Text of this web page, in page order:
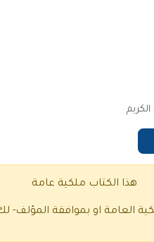
هذا الكتاب ملكية عامة
العامة او بموافقة المؤلف-